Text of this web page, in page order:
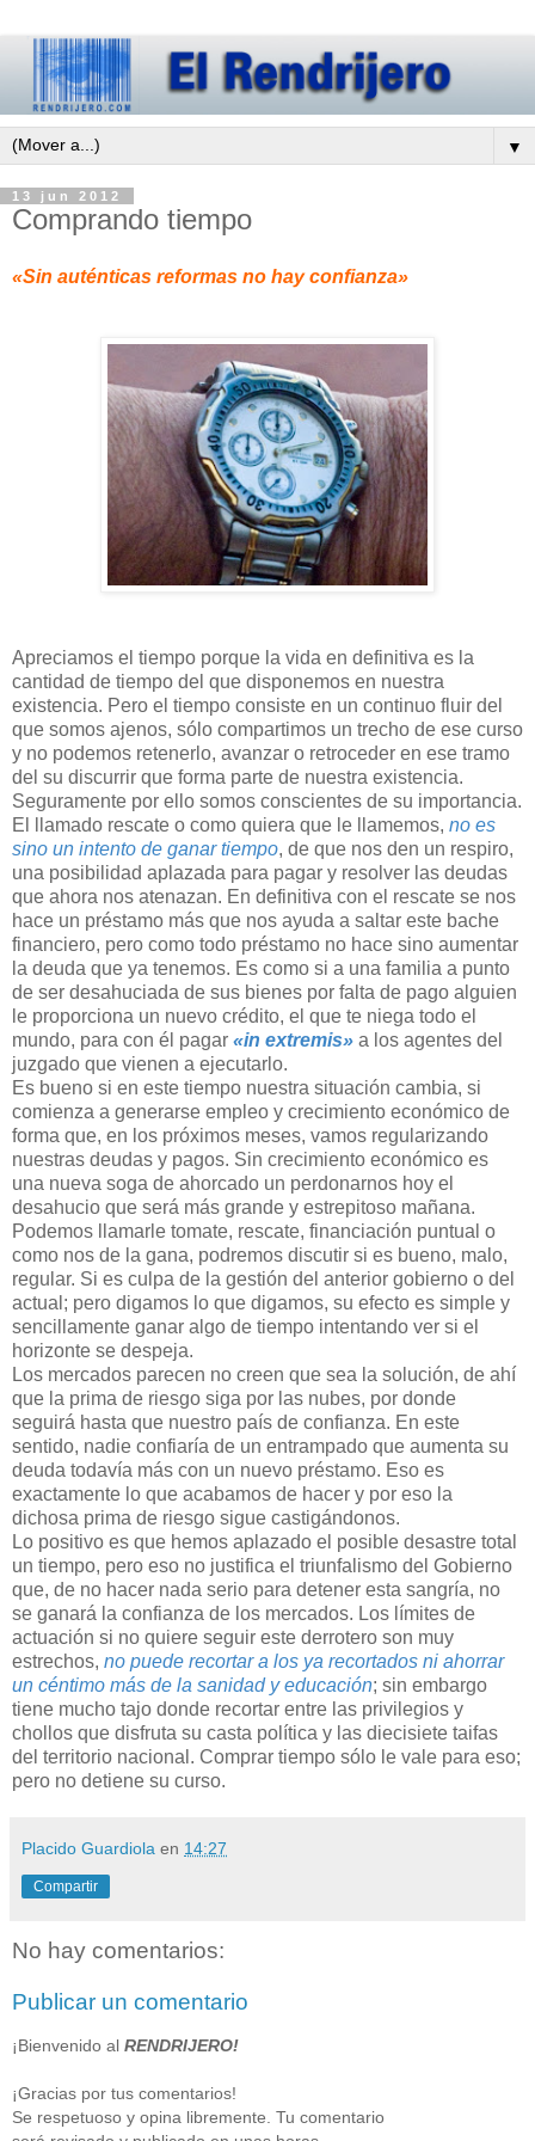
▼
13 jun 2012
Comprando tiempo
«Sin auténticas reformas no hay confianza»
Apreciamos el tiempo porque la vida en definitiva es la
cantidad de tiempo del que disponemos en nuestra
existencia. Pero el tiempo consiste en un continuo fluir del
que somos ajenos, sólo compartimos un trecho de ese curso
y no podemos retenerlo, avanzar o retroceder en ese tramo
del su discurrir que forma parte de nuestra existencia.
Seguramente por ello somos conscientes de su importancia.
El llamado rescate o como quiera que le llamemos, no es
sino un intento de ganar tiempo, de que nos den un respiro,
una posibilidad aplazada para pagar y resolver las deudas
que ahora nos atenazan. En definitiva con el rescate se nos
hace un préstamo más que nos ayuda a saltar este bache
financiero, pero como todo préstamo no hace sino aumentar
la deuda que ya tenemos. Es como si a una familia a punto
de ser desahuciada de sus bienes por falta de pago alguien
le proporciona un nuevo crédito, el que te niega todo el
mundo, para con él pagar «in extremis» a los agentes del
juzgado que vienen a ejecutarlo.
Es bueno si en este tiempo nuestra situación cambia, si
comienza a generarse empleo y crecimiento económico de
forma que, en los próximos meses, vamos regularizando
nuestras deudas y pagos. Sin crecimiento económico es
una nueva soga de ahorcado un perdonarnos hoy el
desahucio que será más grande y estrepitoso mañana.
Podemos llamarle tomate, rescate, financiación puntual o
como nos de la gana, podremos discutir si es bueno, malo,
regular. Si es culpa de la gestión del anterior gobierno o del
actual; pero digamos lo que digamos, su efecto es simple y
sencillamente ganar algo de tiempo intentando ver si el
horizonte se despeja.
Los mercados parecen no creen que sea la solución, de ahí
que la prima de riesgo siga por las nubes, por donde
seguirá hasta que nuestro país de confianza. En este
sentido, nadie confiaría de un entrampado que aumenta su
deuda todavía más con un nuevo préstamo. Eso es
exactamente lo que acabamos de hacer y por eso la
dichosa prima de riesgo sigue castigándonos.
Lo positivo es que hemos aplazado el posible desastre total
un tiempo, pero eso no justifica el triunfalismo del Gobierno
que, de no hacer nada serio para detener esta sangría, no
se ganará la confianza de los mercados. Los límites de
actuación si no quiere seguir este derrotero son muy
estrechos, no puede recortar a los ya recortados ni ahorrar
un céntimo más de la sanidad y educación; sin embargo
tiene mucho tajo donde recortar entre las privilegios y
chollos que disfruta su casta política y las diecisiete taifas
del territorio nacional. Comprar tiempo sólo le vale para eso;
pero no detiene su curso.
Placido Guardiola en 14:27
Compartir
No hay comentarios:
Publicar un comentario
¡Bienvenido al RENDRIJERO!
¡Gracias por tus comentarios!
Se respetuoso y opina libremente. Tu comentario